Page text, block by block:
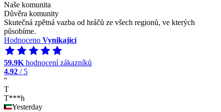
Naše komunita
Důvěra komunity
Skutečná zpětná vazba od hráčů ze všech regionů, ve kterých
působíme.
Hodnoceno Vynikající
59.9K hodnocení zákazníků
4.92 / 5
"
T
T***h
Yesterday